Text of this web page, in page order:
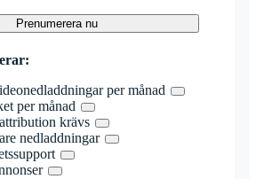
Prenumerera nu
per månad
per månad
krävs
nedladdningar